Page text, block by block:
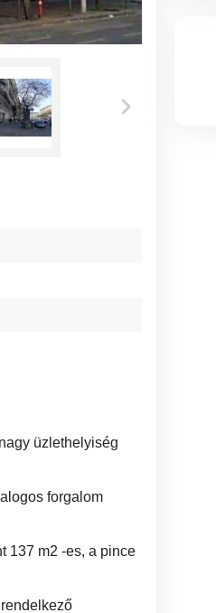
üzlethelyiség
forgalom
137 m2 -es, a pince